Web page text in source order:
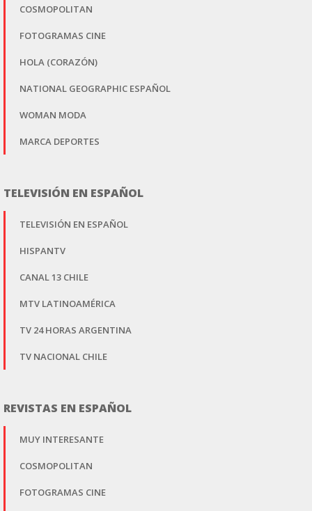
COSMOPOLITAN
FOTOGRAMAS CINE
HOLA (CORAZÓN)
NATIONAL GEOGRAPHIC ESPAÑOL
WOMAN MODA
MARCA DEPORTES
TELEVISIÓN EN ESPAÑOL
TELEVISIÓN EN ESPAÑOL
HISPANTV
CANAL 13 CHILE
MTV LATINOAMÉRICA
TV 24 HORAS ARGENTINA
TV NACIONAL CHILE
REVISTAS EN ESPAÑOL
MUY INTERESANTE
COSMOPOLITAN
FOTOGRAMAS CINE